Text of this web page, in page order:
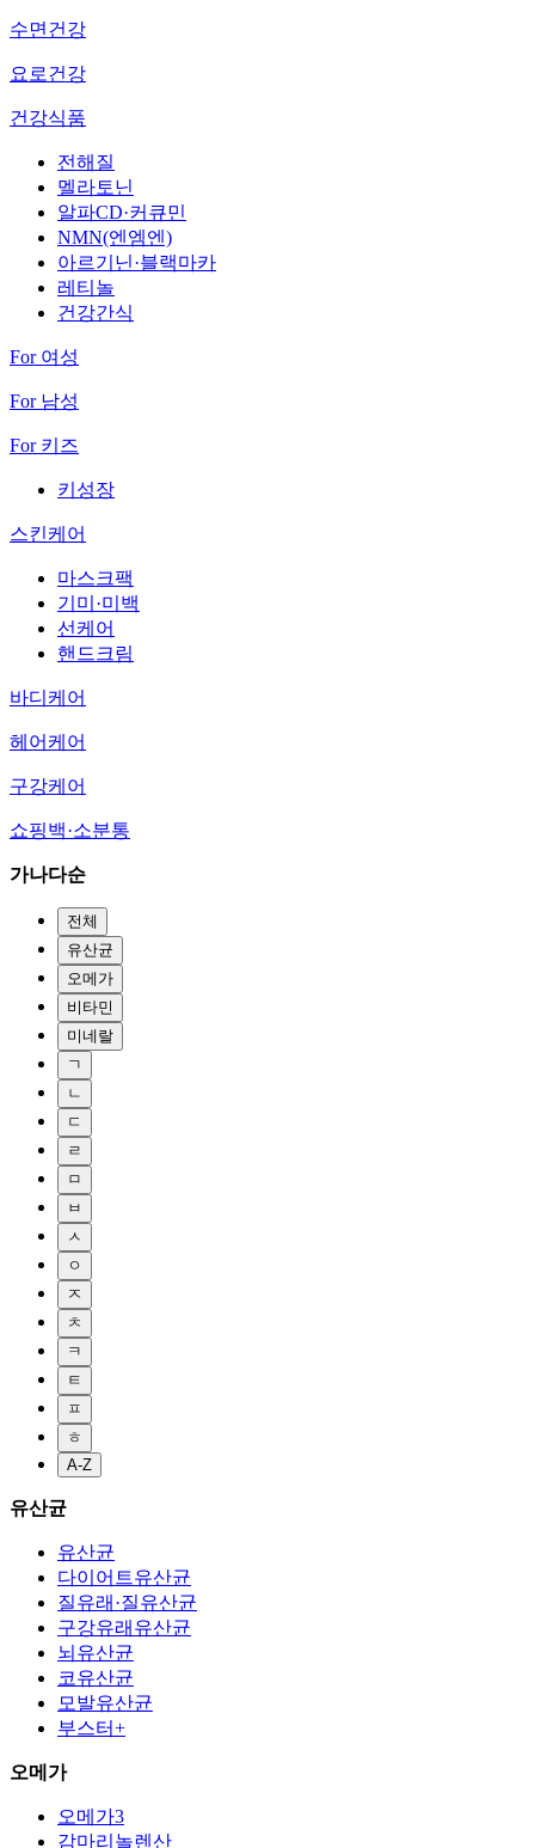
수면건강
요로건강
건강식품
전해질
멜라토닌
알파CD·커큐민
NMN(엔엠엔)
아르기닌·블랙마카
레티놀
건강간식
For 여성
For 남성
For 키즈
키성장
스킨케어
마스크팩
기미·미백
선케어
핸드크림
바디케어
헤어케어
구강케어
쇼핑백·소분통
가나다순
전체
유산균
오메가
비타민
미네랄
ㄱ
ㄴ
ㄷ
ㄹ
ㅁ
ㅂ
ㅅ
ㅇ
ㅈ
ㅊ
ㅋ
ㅌ
ㅍ
ㅎ
A-Z
유산균
유산균
다이어트유산균
질유래·질유산균
구강유래유산균
뇌유산균
코유산균
모발유산균
부스터+
오메가
오메가3
감마리놀렌산